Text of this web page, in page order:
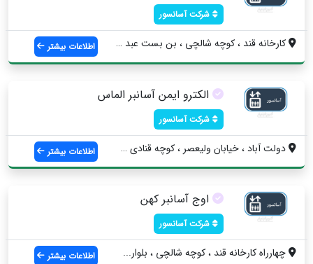
شرکت آسانسور
کارخانه قند ، کوچه شالچی ، بن بست عبد ال... اطلاعات بیشتر
الکترو ایمن آسانبر الماس
شرکت آسانسور
دولت آباد ، خیابان ولیعصر ، کوچه قنادی ق... اطلاعات بیشتر
اوج آسانبر کهن
شرکت آسانسور
چهارراه کارخانه قند ، کوچه شالچی ، بلوار... اطلاعات بیشتر